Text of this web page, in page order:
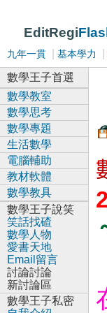
EditRegi
九年一貫 基本學力
數學王子首選
數學教室
數學思考
數學專題
生活數學
電腦輔助
教材軟體
數學教具
數學王子說笑
笑話找碴
數學人物
愛書天地
Email留言
討論討論
新討論區
數學王子私密